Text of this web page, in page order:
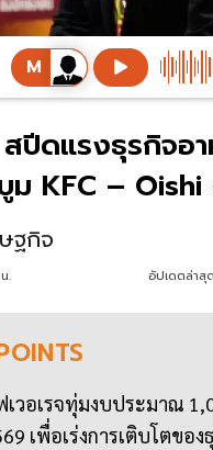
ปีดแรงธุรกิจอ
KFC – Oishi
ฐกิจ
. อัปเดตล่าสุ
เวอเรจทุ่มงบประมาณ
เพื่อเร่งการเติบโตของ